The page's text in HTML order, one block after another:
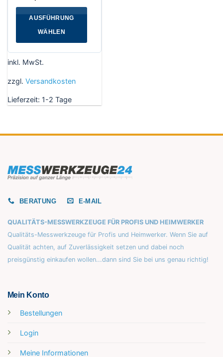
AUSFÜHRUNG
WÄHLEN
Produkt
mehrere
auf.
gewählt
inkl. MwSt.
zzgl. Versandkosten
Lieferzeit: 1-2 Tage
BERATUNG E-MAIL
QUALITÄTS-MESSWERKZEUGE FÜR PROFIS UND HEIMWERKER
Qualitäts-Messwerkzeuge für Profis und Heimwerker. Wenn Sie auf
Qualität achten, auf Zuverlässigkeit setzen und dabei noch
preisgünstig einkaufen wollen...dann sind Sie bei uns genau richtig!
Mein Konto
Bestellungen
Login
Meine Informationen